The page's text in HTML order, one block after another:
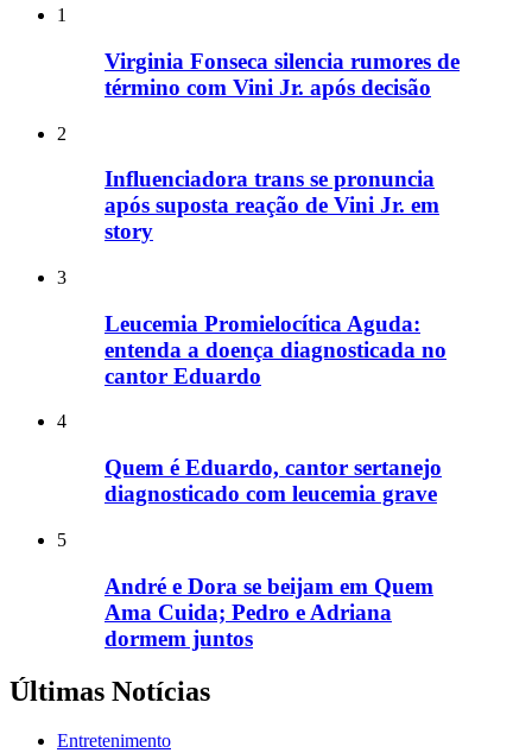
1
Virginia Fonseca silencia rumores de
término com Vini Jr. após decisão
2
Influenciadora trans se pronuncia
após suposta reação de Vini Jr. em
story
3
Leucemia Promielocítica Aguda:
entenda a doença diagnosticada no
cantor Eduardo
4
Quem é Eduardo, cantor sertanejo
diagnosticado com leucemia grave
5
André e Dora se beijam em Quem
Ama Cuida; Pedro e Adriana
dormem juntos
Últimas Notícias
Entretenimento